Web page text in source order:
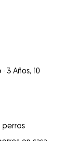
· 3 Años, 10
perros